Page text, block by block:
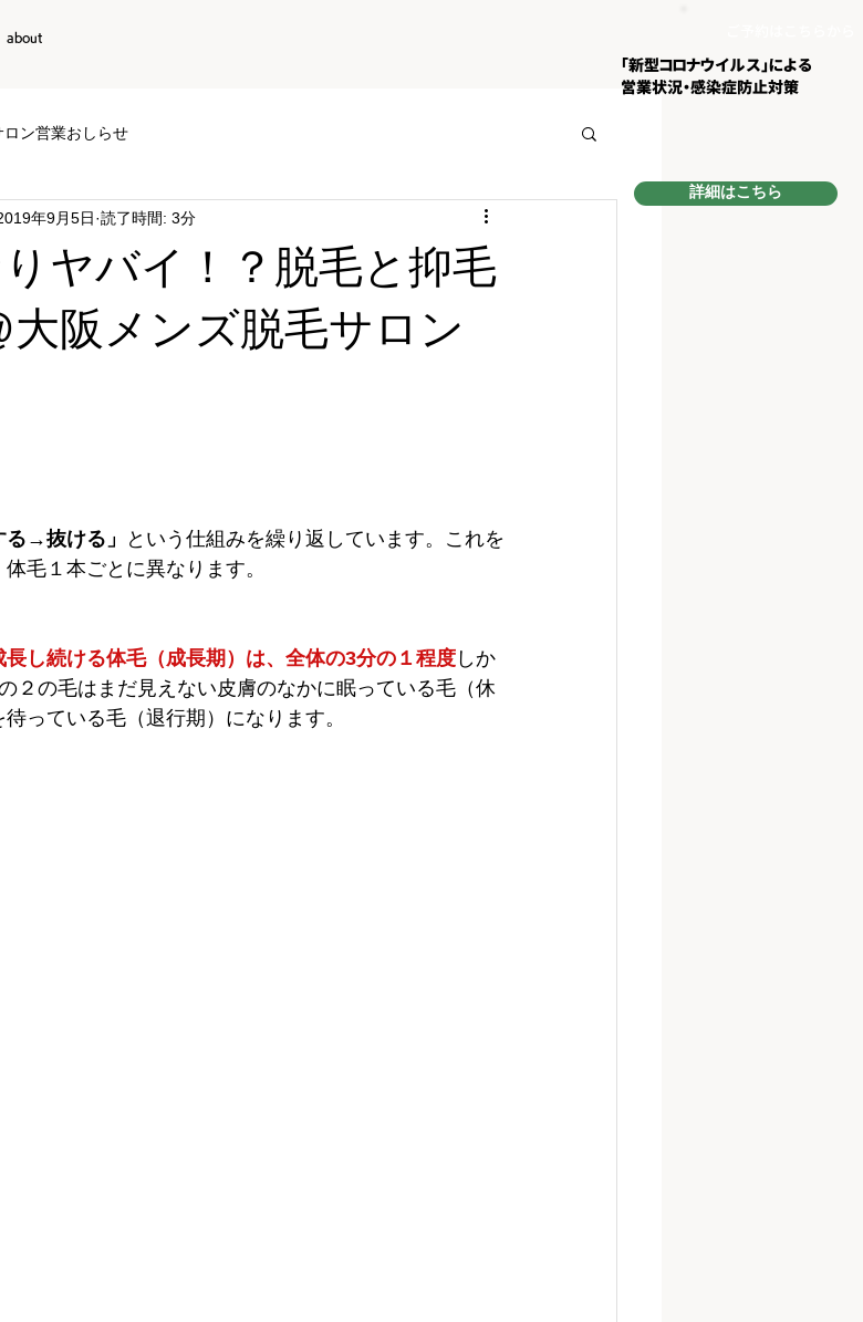
​「新型コロナウイルス」による
営業状況・感染症防止対策
詳細はこちら
about
ロン営業おしらせ
ヤバイ！？脱毛と抑毛
阪メンズ脱毛サロン
年9月5日 読了時間: 3分
→抜ける」
という仕組みを繰り返しています。これを
毛１本ごとに異なります。
長し続ける体毛（成長期）は、全体の3分の１程度しか
２の毛はまだ見えない皮膚のなかに眠っている毛（休
っている毛（退行期）になります。